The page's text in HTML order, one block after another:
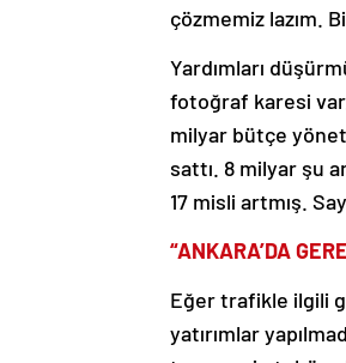
çözmemiz lazım.
Yardımları
fotoğraf karesi
milyar bütçe
sattı. 8 milyar şu
17 misli artmış.
“ANKARA’DA
Eğer trafikle ilgili
yatırımlar